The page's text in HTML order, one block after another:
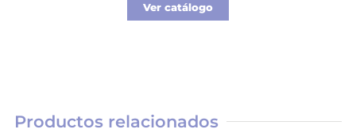
Ver catálogo
Productos relacionados